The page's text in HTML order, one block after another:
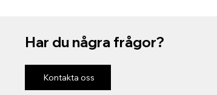
Har du några frågor?
Kontakta oss